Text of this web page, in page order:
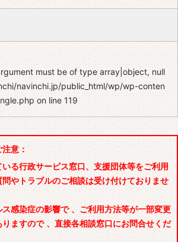
must be of type array|object, null
navinchi.jp/public_html/wp/wp-conten
on line119
注意：
る行政サービス窓口、支援団体等をご利用
やトラブルのご相談は受け付けておりませ
ス感染症の影響で 、ご利用方法等が一部変更
ますので 、直接各相談窓口にお問合せくだ